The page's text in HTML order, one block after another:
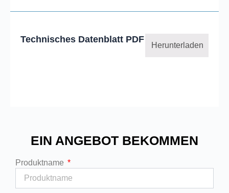
Technisches Datenblatt PDF
Herunterladen
EIN ANGEBOT BEKOMMEN
Produktname